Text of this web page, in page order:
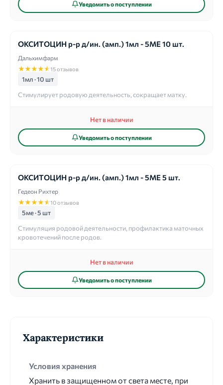
Уведомить о поступлении
ОКСИТОЦИН р-р д/ин. (амп.) 1мл - 5МЕ 10 шт.
Дальхимфарм
★★★★★15 отзывов
1мл · 10 шт
Стимулирует родовую деятельность, сокращает матку.
Нет в наличии
Уведомить о поступлении
ОКСИТОЦИН р-р д/ин. (амп.) 1мл - 5МЕ 5 шт.
Гедеон Рихтер
★★★★★10 отзывов
5ме · 5 шт
Стимуляция родовой деятельности, профилактика маточных
кровотечений после родов.
Нет в наличии
Уведомить о поступлении
Характеристики
Условия хранения
Хранить в защищенном от света месте, при